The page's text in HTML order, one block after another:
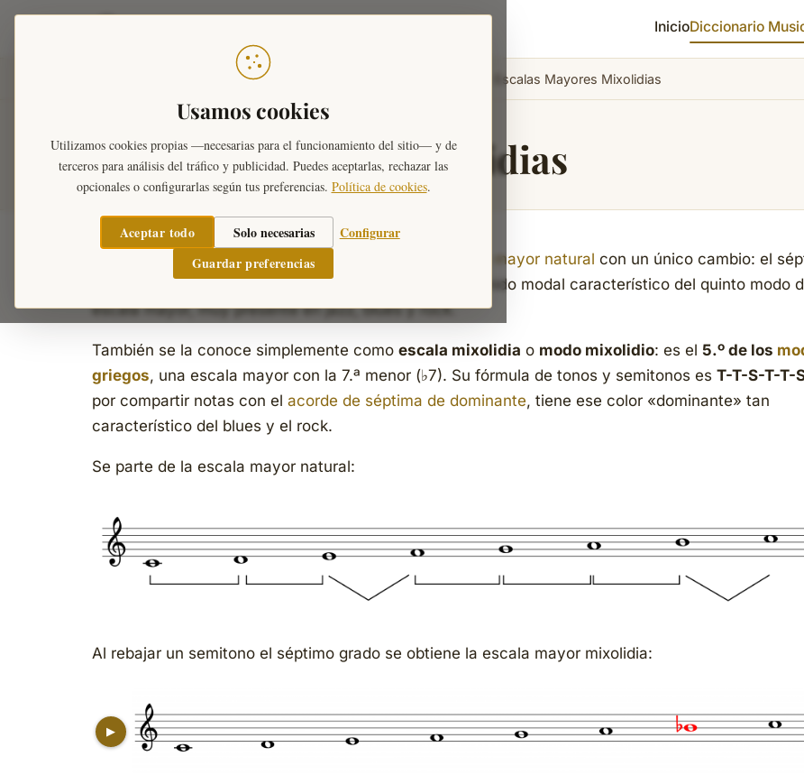
Usamos cookies
Utilizamos cookies propias —necesarias para el funcionamiento del sitio— y de
terceros para análisis del tráfico y publicidad. Puedes aceptarlas, rechazar las
opcionales o configurarlas según tus preferencias. Política de cookies.
Aceptar todo Solo necesarias
Configurar
Guardar preferencias
InicioDiccionario
Diccionario Musical Escalas Mayores Mixolidias
Escalas Mayores Mixolidias
La escala mayor mixolidia es una variante de la escala mayor natural con un único cambio: el
grado se rebaja un semitono. Esa alteración crea el sonido modal característico del quinto modo
escala mayor, muy presente en jazz, blues y rock.
También se la conoce simplemente como escala mixolidia o modo mixolidio: es el 5.º de los
griegos, una escala mayor con la 7.ª menor (♭7). Su fórmula de tonos y semitonos es T-T-S-T-T-
por compartir notas con el acorde de séptima de dominante, tiene ese color «dominante» tan
característico del blues y el rock.
Se parte de la escala mayor natural:
Al rebajar un semitono el séptimo grado se obtiene la escala mayor mixolidia:
▶